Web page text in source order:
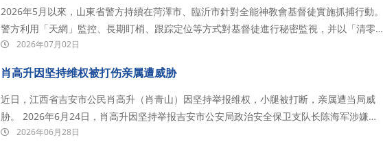
2026年5月以來，山東省警方持續在菏澤市、臨沂市針對全能神教會基督徒實施抓捕行動。
警方利用「天網」監控、長期盯梢、跟踪定位等方式對基督徒進行秘密監視，并以「清零」
為目標展開大規模抓捕。據知情人士透露，僅5月至6月期間，山東兩市已有近百名基督徒
2026年07月02日
肖高升因坚持维权被打伤亲属遭威胁
近日，江西省吉安市公民肖高升（肖青山）因坚持举报维权，小腿被打断，亲属遭当局威
胁。 2026年6月24日，肖高升因坚持举报吉安市公安局政治安全保卫支队长陈海军涉嫌伪
造证据的违法行为，遭到维稳人员的暴力殴打，导致左小腿受伤折断； 因肖高升的侄子在
2026年06月28日